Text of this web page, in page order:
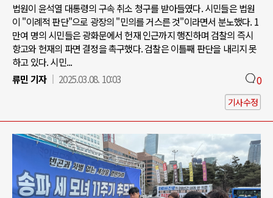
법원이 윤석열 대통령의 구속 취소 청구를 받아들였다. 시민들은 법원
이 "이례적 판단"으로 광장의 "민의를 거스른 것"이라면서 분노했다. 1
만여 명의 시민들은 광화문에서 헌재 인근까지 행진하며 검찰의 즉시
항고와 헌재의 파면 결정을 촉구했다. 검찰은 이틀째 판단을 내리지 못
하고 있다. 시민...
류민 기자
2025.03.08. 10:03 0
기사수정